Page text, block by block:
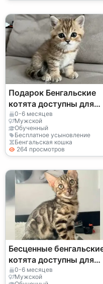
Подарок Бенгальские
котята доступны для
усыновления
(+34711288878)
0-6 месяцев
Мужской
Обученный
Бесплатное усыновление
Бенгальская кошка
264 просмотров
Бесценные
котята доступны для
продажи.
0-6 месяцев
Мужской